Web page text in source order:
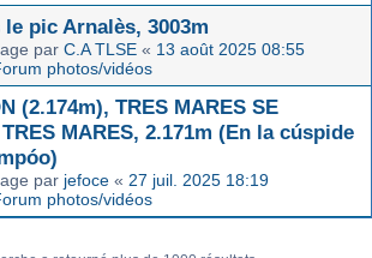
pic Arnalès, 3003m
par C.A TLSE « 13 août 2025 08:55
photos/vidéos
(2.174m), TRES MARES SE
MARES, 2.171m (En la cúspide
par jefoce « 27 juil. 2025 18:19
photos/vidéos